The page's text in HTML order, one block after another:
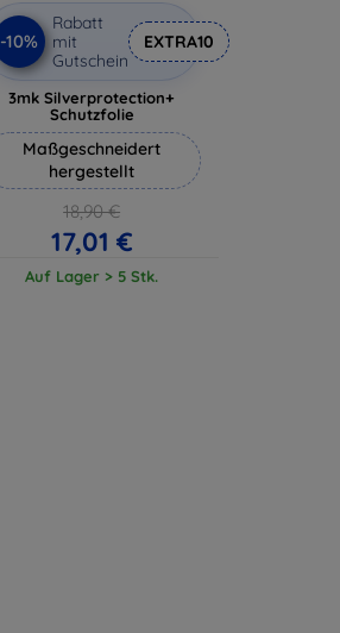
-10%
Rabatt
mit
Gutschein
EXTRA10
3mk Silverprotection+
Schutzfolie
Maßgeschneidert
hergestellt
18,90 €
17,01 €
Auf Lager > 5 Stk.